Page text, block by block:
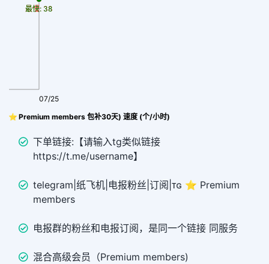
(⭐ Premium members 包补30天) 速度 (个/小时)
07/25
最慢: 38
最快: 38
下单链接:【请输入tg类似链接
https://t.me/username】
telegram|纸飞机|电报粉丝|订阅|ᴛɢ ⭐ Premium
members
电报群的粉丝和电报订阅，是同一个链接 同服务
混合高级会员（Premium members)